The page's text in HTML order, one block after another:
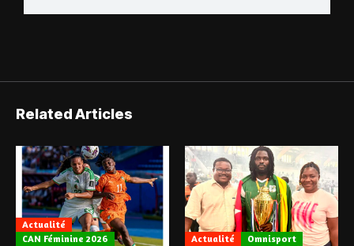
Related Articles
Actualité
CAN Féminine 2026
Actualité
Omnisport